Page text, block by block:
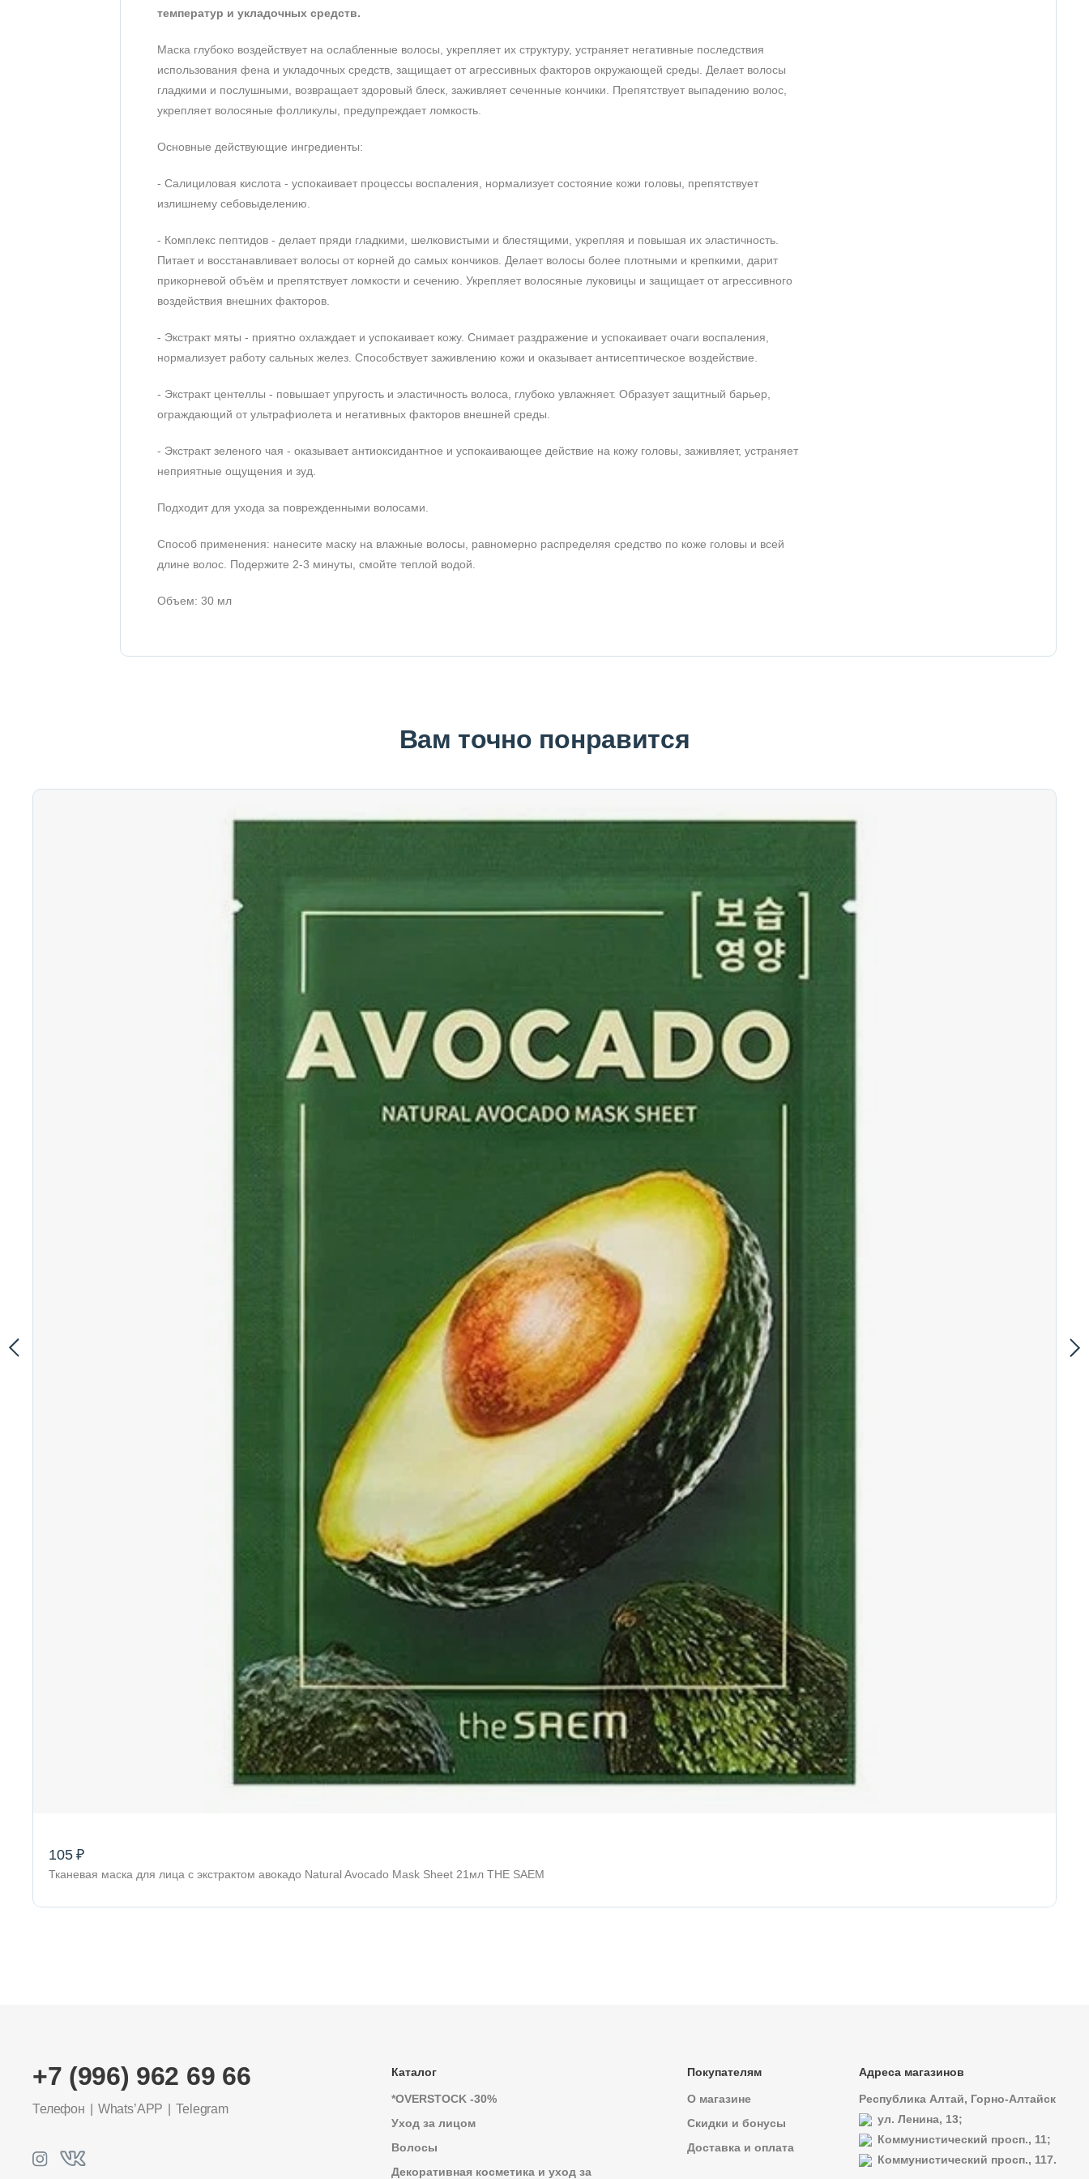
температур и укладочных средств.
Маска глубоко воздействует на ослабленные волосы, укрепляет их структуру, устраняет негативные последствия
использования фена и укладочных средств, защищает от агрессивных факторов окружающей среды. Делает волосы
гладкими и послушными, возвращает здоровый блеск, заживляет сеченные кончики. Препятствует выпадению волос,
укрепляет волосяные фолликулы, предупреждает ломкость.
Основные действующие ингредиенты:
- Салициловая кислота - успокаивает процессы воспаления, нормализует состояние кожи головы, препятствует
излишнему себовыделению.
- Комплекс пептидов - делает пряди гладкими, шелковистыми и блестящими, укрепляя и повышая их эластичность.
Питает и восстанавливает волосы от корней до самых кончиков. Делает волосы более плотными и крепкими, дарит
прикорневой объём и препятствует ломкости и сечению. Укрепляет волосяные луковицы и защищает от агрессивного
воздействия внешних факторов.
- Экстракт мяты - приятно охлаждает и успокаивает кожу. Снимает раздражение и успокаивает очаги воспаления,
нормализует работу сальных желез. Способствует заживлению кожи и оказывает антисептическое воздействие.
- Экстракт центеллы - повышает упругость и эластичность волоса, глубоко увлажняет. Образует защитный барьер,
ограждающий от ультрафиолета и негативных факторов внешней среды.
- Экстракт зеленого чая - оказывает антиоксидантное и успокаивающее действие на кожу головы, заживляет, устраняет
неприятные ощущения и зуд.
Подходит для ухода за поврежденными волосами.
Способ применения: нанесите маску на влажные волосы, равномерно распределяя средство по коже головы и всей
длине волос. Подержите 2-3 минуты, смойте теплой водой.
Объем: 30 мл
Вам точно понравится
105 ₽
Тканевая маска для лица с экстрактом авокадо Natural Avocado Mask Sheet 21мл THE SAEM
+7 (996) 962 69 66
Телефон Whats’APP Telegram
Каталог
*OVERSTOCK -30%
Уход за лицом
Волосы
Декоративная косметика и уход за
Покупателям
О магазине
Скидки и бонусы
Доставка и оплата
Адреса магазинов
Республика Алтай, Горно-Алтайск
ул. Ленина, 13;
Коммунистический просп., 11;
Коммунистический просп., 117.